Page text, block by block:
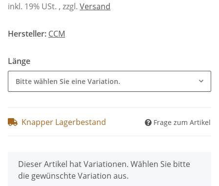
inkl. 19% USt. , zzgl. Versand
Hersteller: CCM
Länge
Bitte wählen Sie eine Variation.
Knapper Lagerbestand Frage zum Artikel
x
Dieser Artikel hat Variationen. Wählen Sie bitte
die gewünschte Variation aus.